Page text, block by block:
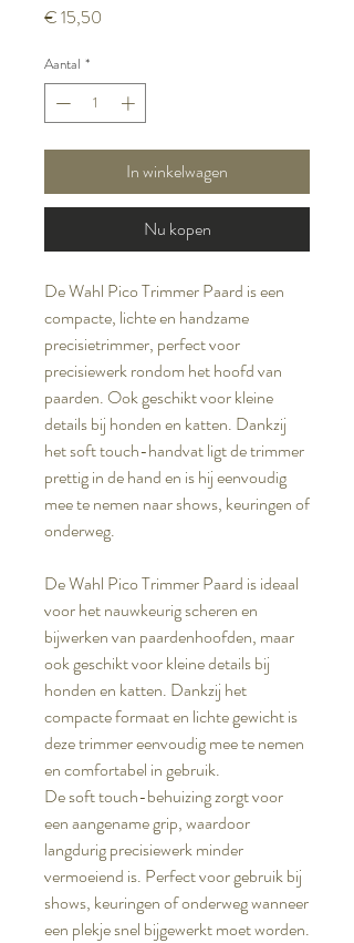
€ 15,50
Aantal *
In winkelwagen
Nu kopen
De Wahl Pico Trimmer Paard is een
compacte, lichte en handzame
precisietrimmer, perfect voor
precisiewerk rondom het hoofd van
paarden. Ook geschikt voor kleine
details bij honden en katten. Dankzij
het soft touch-handvat ligt de trimmer
prettig in de hand en is hij eenvoudig
mee te nemen naar shows, keuringen of
onderweg.
De Wahl Pico Trimmer Paard is ideaal
voor het nauwkeurig scheren en
bijwerken van paardenhoofden, maar
ook geschikt voor kleine details bij
honden en katten. Dankzij het
compacte formaat en lichte gewicht is
deze trimmer eenvoudig mee te nemen
en comfortabel in gebruik.
De soft touch-behuizing zorgt voor
een aangename grip, waardoor
langdurig precisiewerk minder
vermoeiend is. Perfect voor gebruik bij
shows, keuringen of onderweg wanneer
een plekje snel bijgewerkt moet worden.